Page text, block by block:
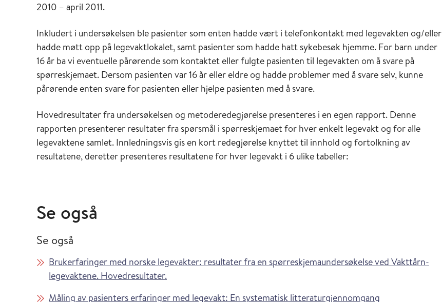
2010 – april 2011.
Inkludert i undersøkelsen ble pasienter som enten hadde vært i telefonkontakt med legevakten og/eller
hadde møtt opp på legevaktlokalet, samt pasienter som hadde hatt sykebesøk hjemme. For barn under
16 år ba vi eventuelle pårørende som kontaktet eller fulgte pasienten til legevakten om å svare på
spørreskjemaet. Dersom pasienten var 16 år eller eldre og hadde problemer med å svare selv, kunne
pårørende enten svare for pasienten eller hjelpe pasienten med å svare.
Hovedresultater fra undersøkelsen og metoderedegjørelse presenteres i en egen rapport. Denne
rapporten presenterer resultater fra spørsmål i spørreskjemaet for hver enkelt legevakt og for alle
legevaktene samlet. Innledningsvis gis en kort redegjørelse knyttet til innhold og fortolkning av
resultatene, deretter presenteres resultatene for hver legevakt i 6 ulike tabeller:
Se også
Se også
Brukerfaringer med norske legevakter: resultater fra en spørreskjemaundersøkelse ved Vakttårn-
legevaktene. Hovedresultater.
Måling av pasienters erfaringer med legevakt: En systematisk litteraturgjennomgang